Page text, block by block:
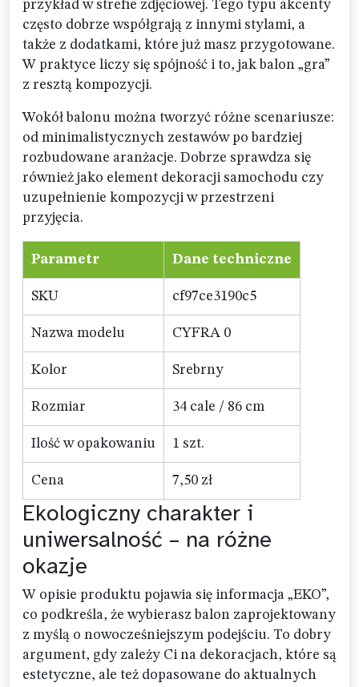
przykład w strefie zdjęciowej. Tego typu akcenty
często dobrze współgrają z innymi stylami, a
także z dodatkami, które już masz przygotowane.
W praktyce liczy się spójność i to, jak balon „gra”
z resztą kompozycji.
Wokół balonu można tworzyć różne scenariusze:
od minimalistycznych zestawów po bardziej
rozbudowane aranżacje. Dobrze sprawdza się
również jako element dekoracji samochodu czy
uzupełnienie kompozycji w przestrzeni
przyjęcia.
Parametr Dane techniczne
SKU cf97ce3190c5
Nazwa modelu CYFRA 0
Kolor Srebrny
Rozmiar 34 cale / 86 cm
Ilość w opakowaniu 1 szt.
Cena 7,50 zł
Ekologiczny charakter i
uniwersalność – na różne
okazje
W opisie produktu pojawia się informacja „EKO”,
co podkreśla, że wybierasz balon zaprojektowany
z myślą o nowocześniejszym podejściu. To dobry
argument, gdy zależy Ci na dekoracjach, które są
estetyczne, ale też dopasowane do aktualnych